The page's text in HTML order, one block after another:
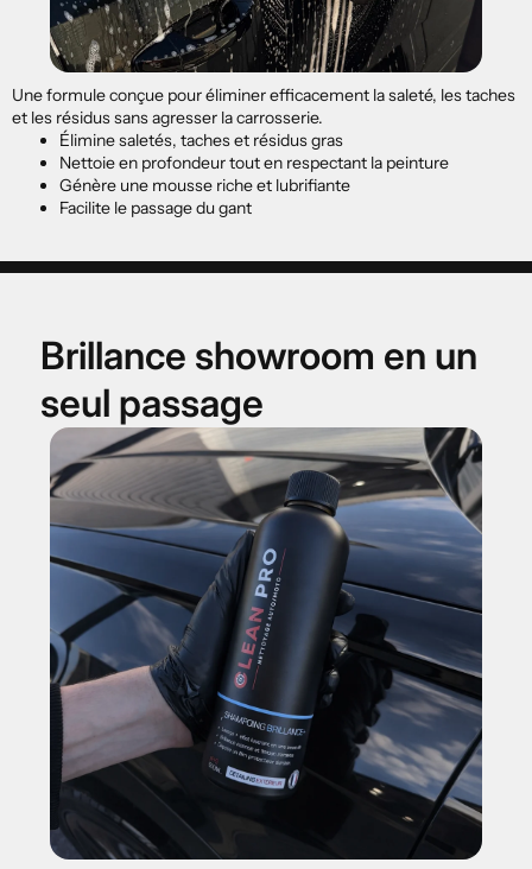
Une formule conçue pour éliminer efficacement la saleté, les taches
et les résidus sans agresser la carrosserie.
Élimine saletés, taches et résidus gras
Nettoie en profondeur tout en respectant la peinture
Génère une mousse riche et lubrifiante
Facilite le passage du gant
Brillance showroom en un
seul passage